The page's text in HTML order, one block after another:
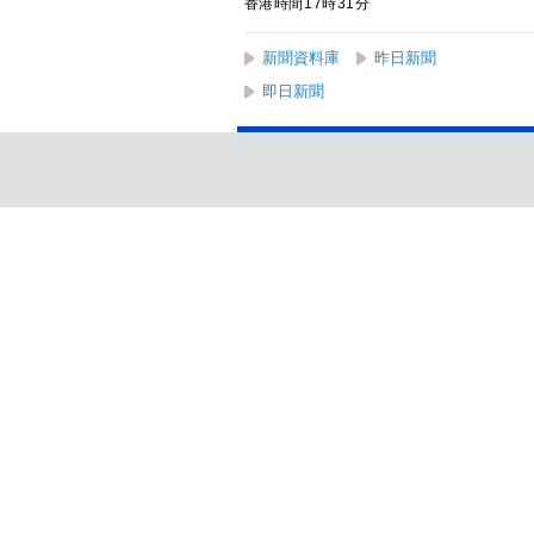
香港時間17時31分
新聞資料庫 昨日新聞
即日新聞